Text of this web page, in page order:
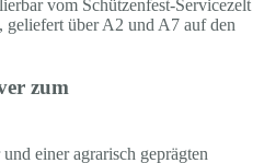
vom Schützenfest-Servicezelt
geliefert über A2 und A7 auf den
zum
einer agrarisch geprägten